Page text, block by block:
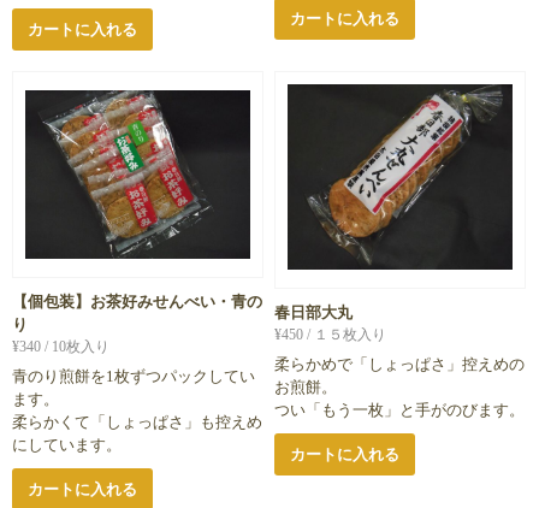
カートに入れる
カートに入れる
【個包装】お茶好みせんべい・青の
り
¥340 / 10枚入り
青のり煎餅を1枚ずつパックしてい
ます。
柔らかくて「しょっぱさ」も控えめ
にしています。
カートに入れる
春日部大丸
¥450 / １５枚入り
柔らかめで「しょっぱさ」控えめの
お煎餅。
つい「もう一枚」と手がのびます。
カートに入れる